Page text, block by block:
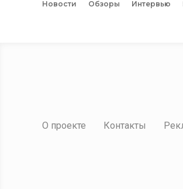
Новости Обзоры Интервью
О проекте Контакты